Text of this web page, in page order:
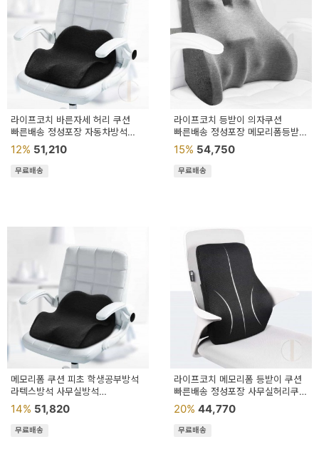
라이프코치 바른자세 허리 쿠션
빠른배송 정성포장 자동차방석
방석
12% 51,210
무료배송
라이프코치 등받이 의자쿠션
빠른배송 정성포장 메모리폼등받이
차량용등받이허리쿠션
15% 54,750
무료배송
메모리폼 쿠션 피초 학생공부방석
라텍스방석 사무실방석
의자자세교정
14% 51,820
무료배송
라이프코치 메모리폼 등받이 쿠션
빠른배송 정성포장 사무실허리쿠션
사무실의자허리쿠션
20% 44,770
무료배송